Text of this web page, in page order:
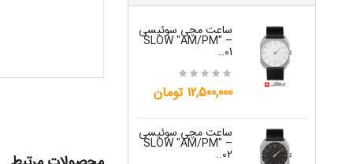
ساعت مچی سوئیسی
SLOW "AM/PM" –
01..
12,500,000 تومان
ساعت مچی سوئیسی
SLOW "AM/PM" –
02..
15,000,000 تومان